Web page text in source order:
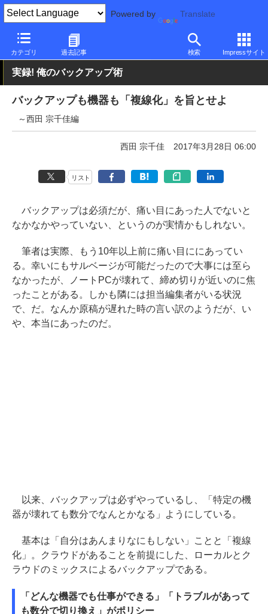
Powered by Translate
カテゴリ 過去記事 検索 Impressサイト
PC Watch 半導体/周辺機器
実録! 俺のバックアップ術
バックアップも機器も「複線化」を旨とせよ
～西田 宗千佳編
西田 宗千佳 2017年3月28日 06:00
リスト
バックアップは必須だが、痛い目にあった人でないと
なかなかやっていない、というのが実情かもしれない。
筆者は実際、もう10年以上前に痛い目ににあってい
る。幸いにもサルベージが可能だったので大事には至ら
なかったが、ノートPCが壊れて、締め切りが近いのに焦
ったことがある。しかも隣には担当編集者がいる状況
で、だ。なんか原稿が遅れた時の言い訳のようだが、い
や、本当にあったのだ。
以来、バックアップは必ずやっているし、「特定の機
器が壊れても数分でなんとかなる」ようにしている。
基本は「自分はあんまりなにもしない」ことと「複線
化」。クラウドがあることを前提にした、ローカルとク
ラウドのミックスによるバックアップである。
「どんな機器でも仕事ができる」「トラブルがあって
も数分で切り換え」がポリシー